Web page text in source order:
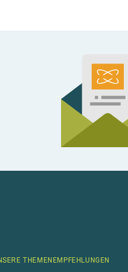
THEMENEMPFEHLUNGEN